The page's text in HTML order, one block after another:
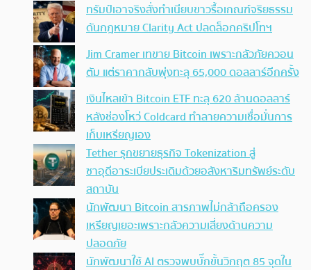
ทรัมป์เอาจริง สั่งทำเนียบขาวรื้อเกณฑ์จริยธรรม
ดันกฎหมาย Clarity Act ปลดล็อกคริปโทฯ
Jim Cramer เทขาย Bitcoin เพราะกลัวภัยควอน
ตัม แต่ราคากลับพุ่งทะลุ 65,000 ดอลลาร์อีกครั้ง
เงินไหลเข้า Bitcoin ETF ทะลุ 620 ล้านดอลลาร์
หลังช่องโหว่ Coldcard ทำลายความเชื่อมั่นการ
เก็บเหรียญเอง
Tether รุกขยายธุรกิจ Tokenization สู่
ซาอุดีอาระเบียประเดิมด้วยอสังหาริมทรัพย์ระดับ
สถาบัน
นักพัฒนา Bitcoin สารภาพไม่กล้าถือครอง
เหรียญเยอะเพราะกลัวความเสี่ยงด้านความ
ปลอดภัย
นักพัฒนาใช้ AI ตรวจพบบั๊กขั้นวิกฤต 85 จุดใน